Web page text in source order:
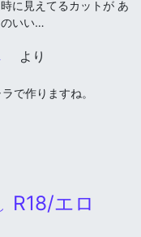
に見えてるカットが あ
のいい…
より
で作りますね。
R18/エロ